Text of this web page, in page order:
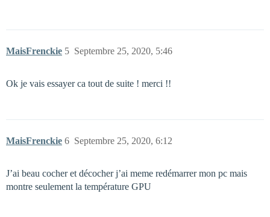
MaisFrenckie Septembre 25, 2020, 5:46
5
Ok je vais essayer ca tout de suite ! merci !!
MaisFrenckie Septembre 25, 2020, 6:12
6
J’ai beau cocher et décocher j’ai meme redémarrer mon pc mais
montre seulement la température GPU